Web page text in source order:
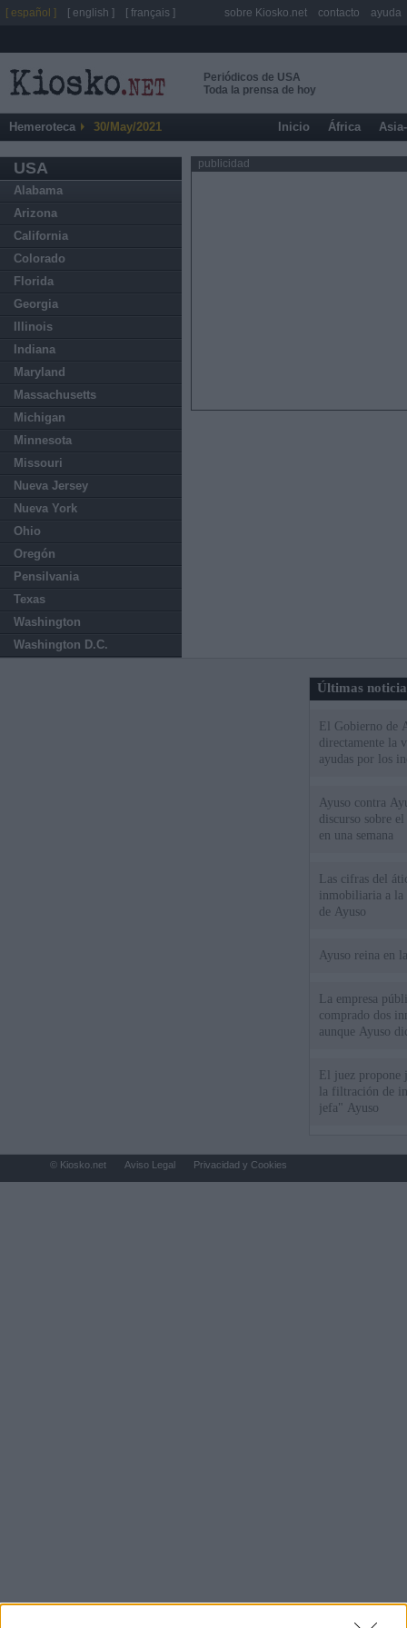
Periódicos de USA
Toda la prensa de hoy
Hemeroteca 30/May/2021 Inicio África
USA
Alabama
Arizona
California
Colorado
Florida
Georgia
Illinois
Indiana
Maryland
Massachusetts
Michigan
Minnesota
Missouri
Nueva Jersey
Nueva York
Ohio
Oregón
Pensilvania
Texas
Washington
Washington D.C.
publicidad
Últimas
El Gobierno de
directamente la
ayudas por los
Ayuso contra
discurso sobre
en una semana
Las cifras del
inmobiliaria a la
de Ayuso
Ayuso reina en
La empresa
comprado dos
aunque Ayuso
El juez propone
la filtración de
jefa" Ayuso
[ español ] [ english ] [ français ] sobre Kiosko.net contacto ayuda
© Kiosko.net Aviso Legal Privacidad y Cookies